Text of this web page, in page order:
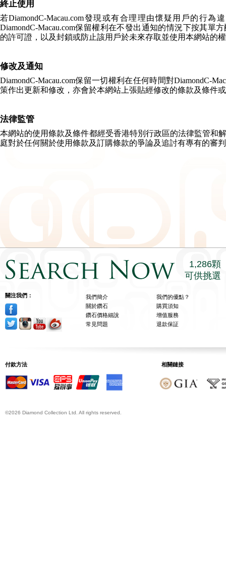
終止使用
若DiamondC-Macau.com發現或有合理理由懷疑用戶的行為
DiamondC-Macau.com保留權利在不發出通知的情況下按其單
的許可證，以及封鎖或防止該用戶於未來存取並使用本網站的
修改及通知
DiamondC-Macau.com保留一切權利在任何時間對DiamondC-
策作出更新和修改，亦會於本網站上張貼經修改的條款及條件
法律監管
本網站的使用條款及條件都經受香港特別行政區的法律監管和
庭對於任何關於使用條款及訂購條款的爭論及追討有專有的審
1,286顆
可供挑選
關注我們：
我們簡介
關於鑽石
鑽石價格細說
常見問題
我們的優點？
購買須知
增值服務
退款保証
付款方法 相關鏈接
©2026 Diamond Collection Ltd. All rights reserved.